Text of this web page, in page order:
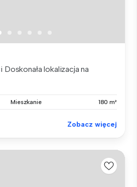
lokalizacja na
Mieszkanie 180 m²
Zobacz więcej